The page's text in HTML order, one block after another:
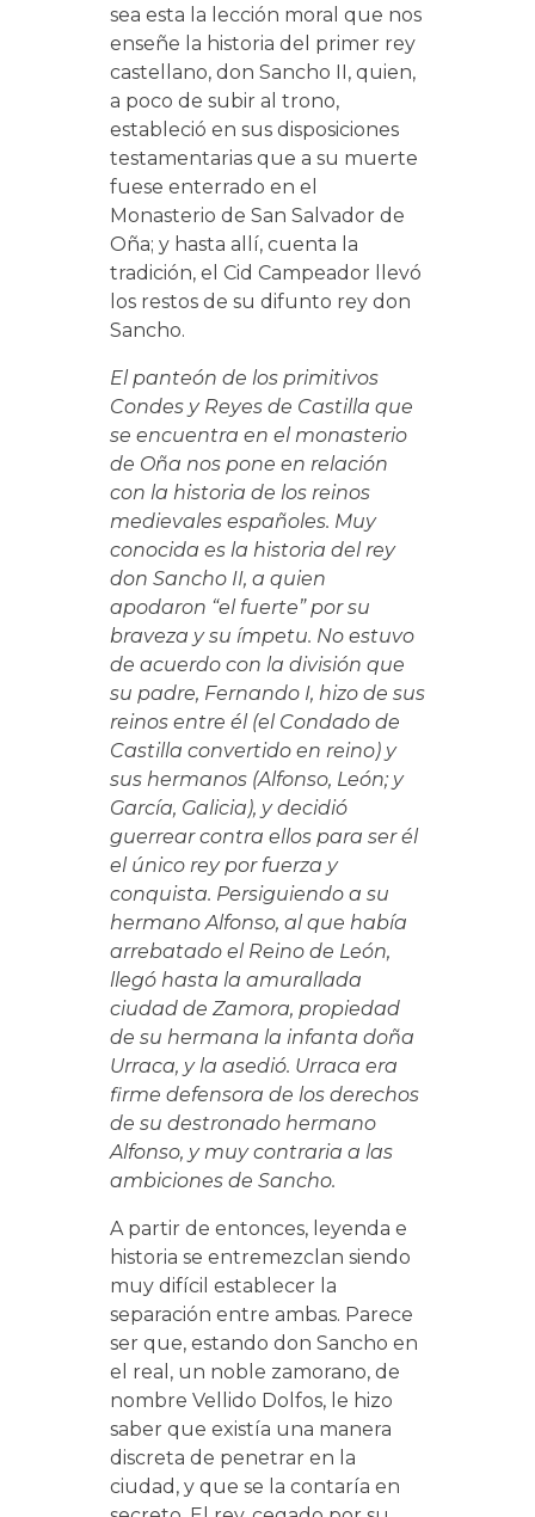
sea esta la lección moral que nos
enseñe la historia del primer rey
castellano, don Sancho II, quien,
a poco de subir al trono,
estableció en sus disposiciones
testamentarias que a su muerte
fuese enterrado en el
Monasterio de San Salvador de
Oña; y hasta allí, cuenta la
tradición, el Cid Campeador llevó
los restos de su difunto rey don
Sancho.
El panteón de los primitivos
Condes y Reyes de Castilla que
se encuentra en el monasterio
de Oña nos pone en relación
con la historia de los reinos
medievales españoles. Muy
conocida es la historia del rey
don Sancho II, a quien
apodaron “el fuerte” por su
braveza y su ímpetu. No estuvo
de acuerdo con la división que
su padre, Fernando I, hizo de sus
reinos entre él (el Condado de
Castilla convertido en reino) y
sus hermanos (Alfonso, León; y
García, Galicia), y decidió
guerrear contra ellos para ser él
el único rey por fuerza y
conquista. Persiguiendo a su
hermano Alfonso, al que había
arrebatado el Reino de León,
llegó hasta la amurallada
ciudad de Zamora, propiedad
de su hermana la infanta doña
Urraca, y la asedió. Urraca era
firme defensora de los derechos
de su destronado hermano
Alfonso, y muy contraria a las
ambiciones de Sancho.
A partir de entonces, leyenda e
historia se entremezclan siendo
muy difícil establecer la
separación entre ambas. Parece
ser que, estando don Sancho en
el real, un noble zamorano, de
nombre Vellido Dolfos, le hizo
saber que existía una manera
discreta de penetrar en la
ciudad, y que se la contaría en